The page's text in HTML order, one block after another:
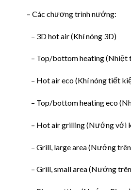
– Các chương trình nướng:
– 3D hot air (Khí nóng 3D)
– Top/bottom heating
– Hot air eco (Khí nóng tiết
– Top/bottom heating eco
– Hot air grilling (Nướng với
– Grill, large area (Nướng
– Grill, small area (Nướng